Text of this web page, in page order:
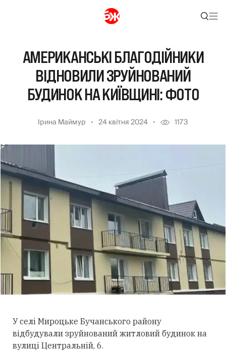
АМЕРИКАНСЬКІ БЛАГОДІЙНИКИ
ВІДНОВИЛИ ЗРУЙНОВАНИЙ
БУДИНОК НА КИЇВЩИНІ: ФОТО
Ірина Маймур 24 квітня 2024 1173
У селі Мироцьке Бучанського району
відбудували зруйнований житловий будинок на
вулиці Центральній, 6.